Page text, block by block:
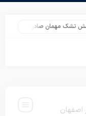
صادراتی رادمان